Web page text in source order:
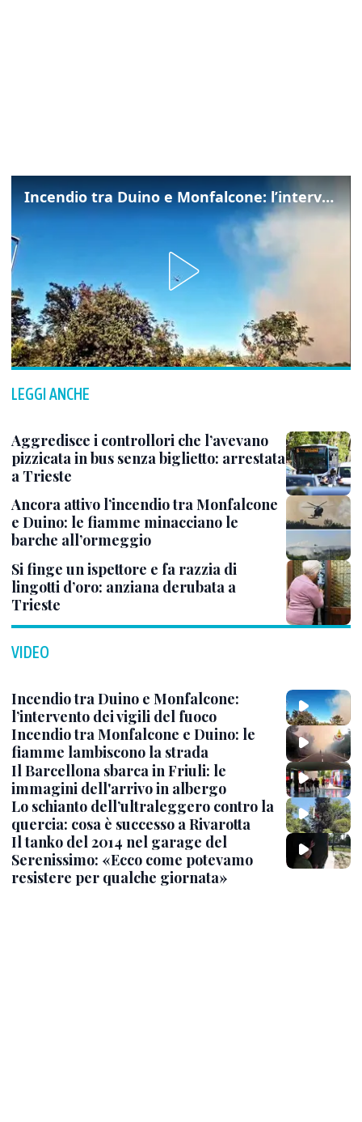
Incendio tra Duino e Monfalcone: l’intervento dei vigili del fuoco
LEGGI ANCHE
Aggredisce i controllori che l’avevano
pizzicata in bus senza biglietto: arrestata
a Trieste
Ancora attivo l’incendio tra Monfalcone
e Duino: le fiamme minacciano le
barche all’ormeggio
Si finge un ispettore e fa razzia di
lingotti d’oro: anziana derubata a
Trieste
VIDEO
Incendio tra Duino e Monfalcone:
l’intervento dei vigili del fuoco
Incendio tra Monfalcone e Duino: le
fiamme lambiscono la strada
Il Barcellona sbarca in Friuli: le
immagini dell'arrivo in albergo
Lo schianto dell’ultraleggero contro la
quercia: cosa è successo a Rivarotta
Il tanko del 2014 nel garage del
Serenissimo: «Ecco come potevamo
resistere per qualche giornata»